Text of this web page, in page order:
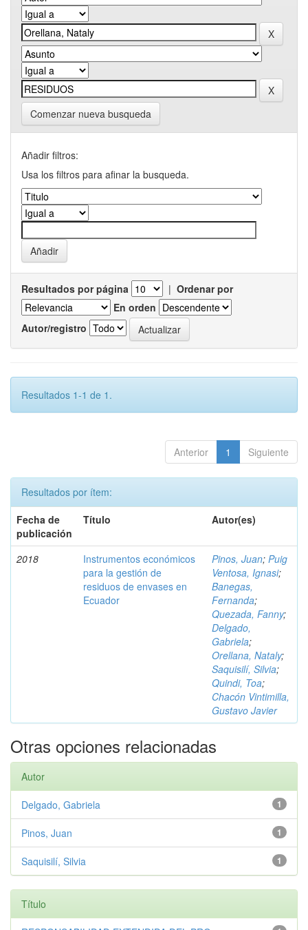
Comenzar nueva busqueda
Añadir filtros:
Usa los filtros para afinar la busqueda.
Resultados por página | Ordenar por
En orden
Autor/registro
Resultados 1-1 de 1.
Anterior 1 Siguiente
Resultados por ítem:
Fecha de
publicación
Título Autor(es)
2018
Instrumentos económicos
para la gestión de
residuos de envases en
Ecuador
Pinos, Juan; Puig
Ventosa, Ignasi;
Banegas,
Fernanda;
Quezada, Fanny;
Delgado,
Gabriela;
Orellana, Nataly;
Saquisilí, Silvia;
Quindi, Toa;
Chacón Vintimilla,
Gustavo Javier
Otras opciones relacionadas
Autor
1
Delgado, Gabriela
1
Pinos, Juan
1
Saquisilí, Silvia
Título